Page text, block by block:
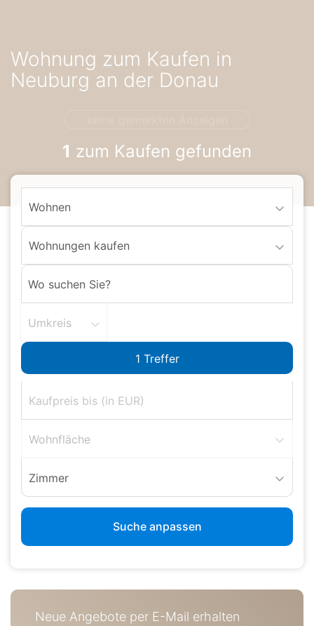
zur
Navigation
zum
Wohnung zum Kaufen in
Neuburg an der Donau
1 zum Kaufen gefunden
Wohnen
Wohnungen kaufen
Umkreis
Wohnfläche
Zimmer
Suche anpassen
Neue Angebote per E-Mail erhalten